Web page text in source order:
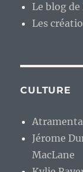
Le blog
Les
CULTURE
Atramenta
Jérome
MacLane